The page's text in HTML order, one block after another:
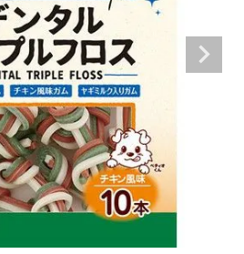
person 新規会員登録